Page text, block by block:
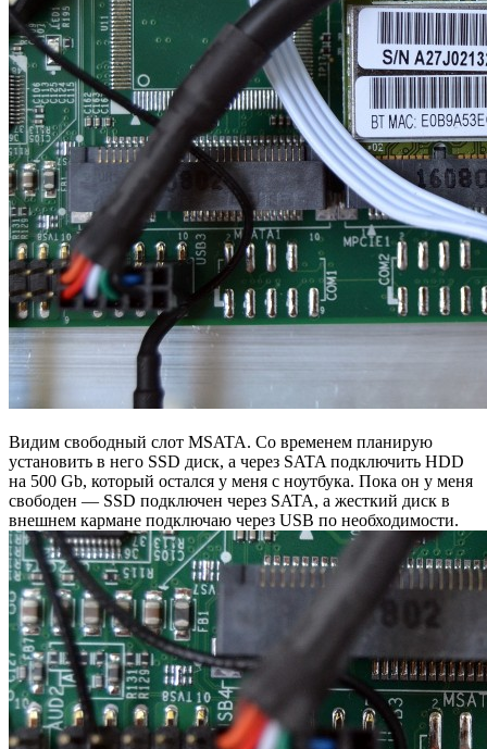
Видим свободный слот MSATA. Со временем планирую
установить в него SSD диск, а через SATA подключить HDD
на 500 Gb, который остался у меня с ноутбука. Пока он у меня
свободен — SSD подключен через SATA, а жесткий диск в
внешнем кармане подключаю через USB по необходимости.